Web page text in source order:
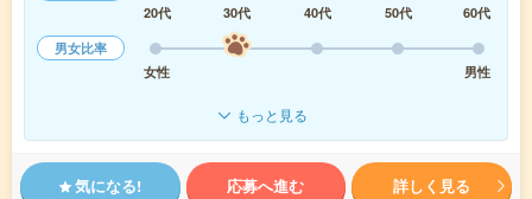
20代
30代 40代 50代
60代
男女比率
女性
男性
もっと見る
気になる! 応募へ進む 詳しく見る